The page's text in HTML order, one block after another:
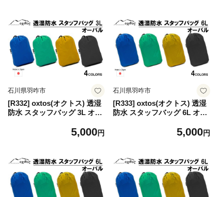
石川県羽咋市
[R332] oxtos(オクトス) 透湿
防水 スタッフバッグ 3L オー
5,000円
石川県羽咋市
[R333] oxtos(オクトス) 透湿
防水 スタッフバッグ 6L オー
5,000円